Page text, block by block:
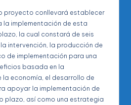
proyecto conllevará establecer
la implementación de esta
la cual constará de seis
intervención, la producción de
de implementación para una
basada en la
economía, el desarrollo de
apoyar la implementación de
plazo, así como una estrategia